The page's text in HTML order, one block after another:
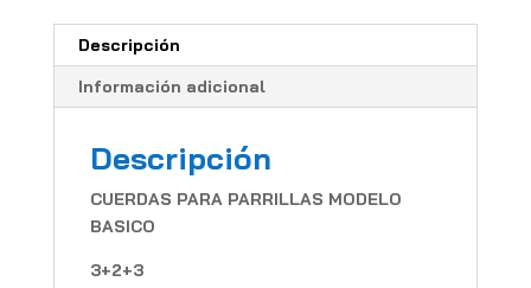
Descripción
Información adicional
Descripción
CUERDAS PARA PARRILLAS MODELO
BASICO
3+2+3